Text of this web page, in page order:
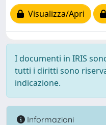
Visualizza/Apri
I documenti in IRIS
tutti i diritti sono
indicazione.
Informazioni